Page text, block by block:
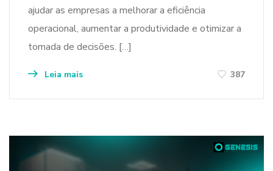
ajudar as empresas a melhorar a eficiência
operacional, aumentar a produtividade e otimizar a
tomada de decisões. […]
Leia mais 387